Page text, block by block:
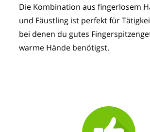
Die Kombination aus fingerlosem
und Fäustling ist perfekt für
bei denen du gutes
warme Hände benötigst.